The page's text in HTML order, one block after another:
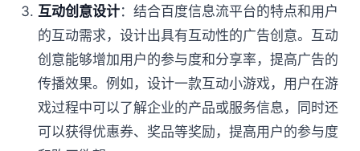
互动创意设计：结合百度信息流平台的特点和用户
的互动需求，设计出具有互动性的广告创意。互动
创意能够增加用户的参与度和分享率，提高广告的
传播效果。例如，设计一款互动小游戏，用户在游
戏过程中可以了解企业的产品或服务信息，同时还
可以获得优惠券、奖品等奖励，提高用户的参与度